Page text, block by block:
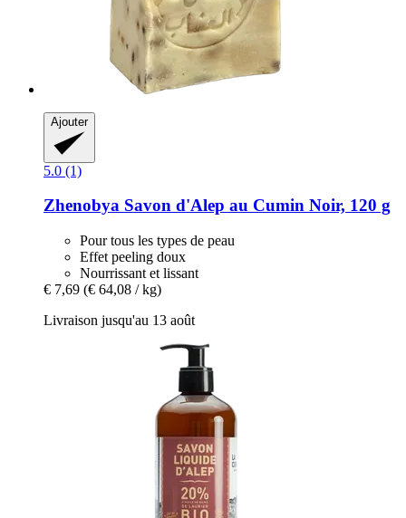
Ajouter
5.0 (1)
Zhenobya Savon d'Alep au Cumin Noir, 120 g
Pour tous les types de peau
Effet peeling doux
Nourrissant et lissant
€ 7,69 (€ 64,08 / kg)
Livraison jusqu'au 13 août